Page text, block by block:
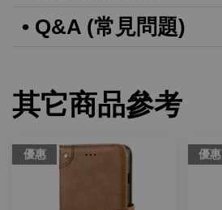
• Q&A (常見問題)
其它商品參考
優惠 優惠